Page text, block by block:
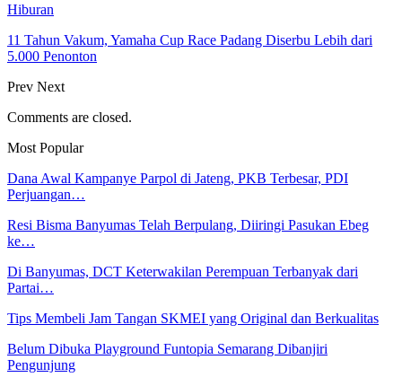
Hiburan
11 Tahun Vakum, Yamaha Cup Race Padang Diserbu Lebih dari
5.000 Penonton
Prev Next
Comments are closed.
Most Popular
Dana Awal Kampanye Parpol di Jateng, PKB Terbesar, PDI
Perjuangan…
Resi Bisma Banyumas Telah Berpulang, Diiringi Pasukan Ebeg
ke…
Di Banyumas, DCT Keterwakilan Perempuan Terbanyak dari
Partai…
Tips Membeli Jam Tangan SKMEI yang Original dan Berkualitas
Belum Dibuka Playground Funtopia Semarang Dibanjiri
Pengunjung